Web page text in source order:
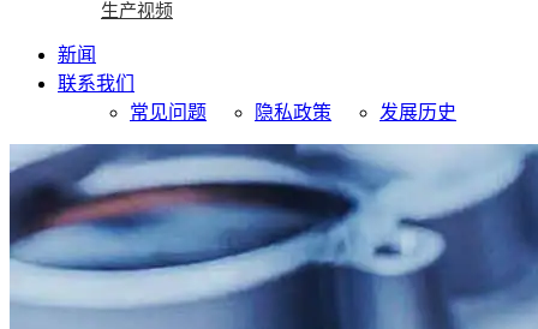
生产视频
新闻
联系我们
常见问题
隐私政策 发展历史